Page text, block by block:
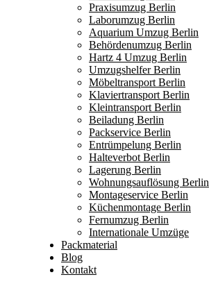
Praxisumzug Berlin
Laborumzug Berlin
Aquarium Umzug Berlin
Behördenumzug Berlin
Hartz 4 Umzug Berlin
Umzugshelfer Berlin
Möbeltransport Berlin
Klaviertransport Berlin
Kleintransport Berlin
Beiladung Berlin
Packservice Berlin
Entrümpelung Berlin
Halteverbot Berlin
Lagerung Berlin
Wohnungsauflösung Berlin
Montageservice Berlin
Küchenmontage Berlin
Fernumzug Berlin
Internationale Umzüge
Packmaterial
Blog
Kontakt